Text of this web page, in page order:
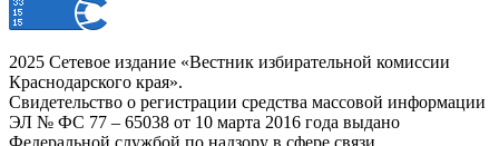
2025 Сетевое издание «Вестник избирательной комиссии
Краснодарского края».
Свидетельство о регистрации средства массовой информации
ЭЛ № ФС 77 – 65038 от 10 марта 2016 года выдано